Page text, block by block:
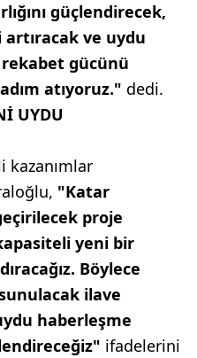
güçlendirecek,
ve uydu
gücünü
atıyoruz." dedi.
UYDU
kazanımlar
"Katar
proje
yeni bir
Böylece
ilave
haberleşme
ifadelerini